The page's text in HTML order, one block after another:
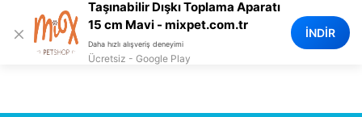
0
×
Taşınabilir Dışkı Toplama Aparatı
15 cm Mavi - mixpet.com.tr
Daha hızlı alışveriş deneyimi
Ücretsiz - Google Play
İNDİR